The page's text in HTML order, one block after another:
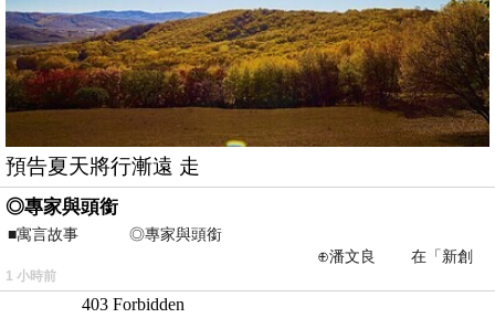
預告夏天將行漸遠 走
◎專家與頭銜
■寓言故事 ◎專家與頭銜
⊕潘文良 在「新創
之谷」裡——
1 小時前